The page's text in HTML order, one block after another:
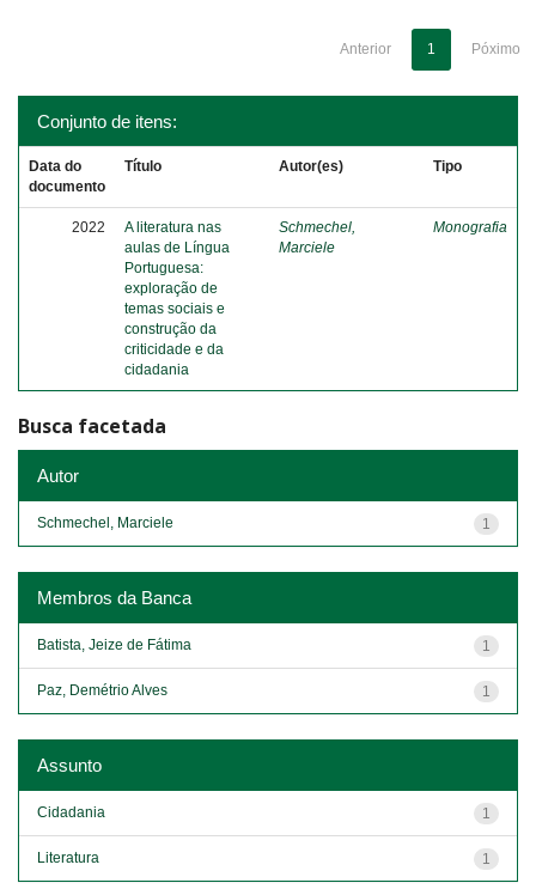
Anterior 1 Póximo
Conjunto de itens:
Data do
documento
Título Autor(es) Tipo
2022
A literatura nas
aulas de Língua
Portuguesa:
exploração de
temas sociais e
construção da
criticidade e da
cidadania
Schmechel,
Marciele
Monografia
Busca facetada
Autor
1
Schmechel, Marciele
Membros da Banca
1
Batista, Jeize de Fátima
1
Paz, Demétrio Alves
Assunto
1
Cidadania
1
Literatura